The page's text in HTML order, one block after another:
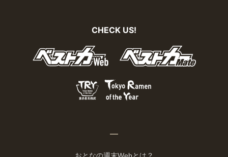
CHECK US!
おとなの週末Webとは？